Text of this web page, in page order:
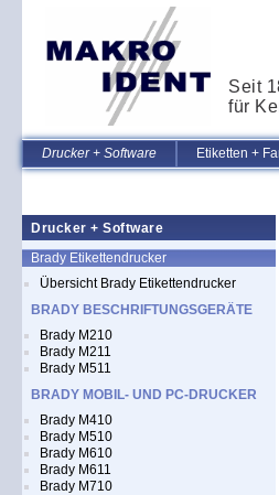
Seit
für
Drucker + Software Etiketten +
Drucker + Software
Brady Etikettendrucker
Übersicht Brady Etikettendrucker
BRADY BESCHRIFTUNGSGERÄTE
Brady M210
Brady M211
Brady M511
BRADY MOBIL- UND PC-DRUCKER
Brady M410
Brady M510
Brady M610
Brady M611
Brady M710